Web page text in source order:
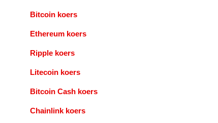
Bitcoin koers
Ethereum koers
Ripple koers
Litecoin koers
Bitcoin Cash koers
Chainlink koers